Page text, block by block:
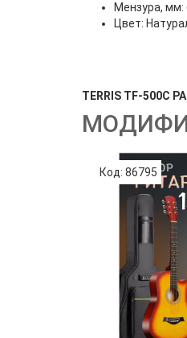
Мензура, мм:
Цвет:
TERRIS TF-500C
Код: 86795